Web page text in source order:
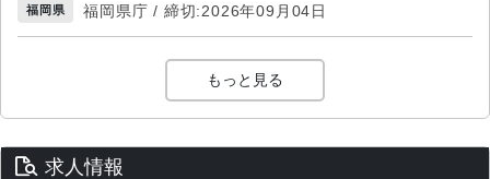
福岡県 福岡県庁 / 締切:2026年09月04日
もっと見る
求人情報